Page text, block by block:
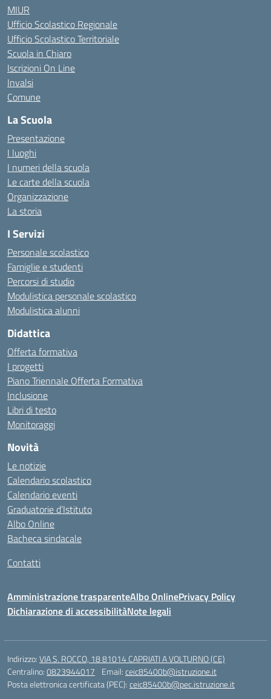
MIUR
Ufficio Scolastico Regionale
Ufficio Scolastico Territoriale
Scuola in Chiaro
Iscrizioni On Line
Invalsi
Comune
La Scuola
Presentazione
I luoghi
I numeri della scuola
Le carte della scuola
Organizzazione
La storia
I Servizi
Personale scolastico
Famiglie e studenti
Percorsi di studio
Modulistica personale scolastico
Modulistica alunni
Didattica
Offerta formativa
I progetti
Piano Triennale Offerta Formativa
Inclusione
Libri di testo
Monitoraggi
Novità
Le notizie
Calendario scolastico
Calendario eventi
Graduatorie d’Istituto
Albo Online
Bacheca sindacale
Contatti
Amministrazione trasparenteAlbo OnlinePrivacy Policy
Dichiarazione di accessibilitàNote legali
Indirizzo:VIA S. ROCCO, 18 81014 CAPRIATI A VOLTURNO (CE)
Centralino:0823944017 Email:ceic85400b@istruzione.it
Posta elettronica certificata (PEC):ceic85400b@pec.istruzione.it